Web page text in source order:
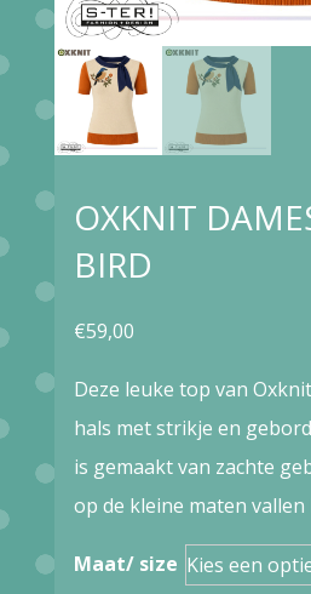
OXKNIT
BIRD
€59,00
Deze leuke top van
hals met strikje en
is gemaakt van zachte
op de kleine maten vallen
Maat/ size